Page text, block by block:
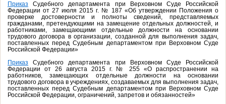
Приказ Судебного департамента при Верховном Суде Российской
Федерации от 27 июля 2015 г. № 187 «Об утверждении Положения о
проверке достоверности и полноты сведений, представляемых
гражданами, претендующими на замещение отдельных должностей, и
работниками, замещающими отдельные должности на основании
трудового договора в организации, созданной для выполнения задач,
поставленных перед Судебным департаментом при Верховном Суде
Российской Федерации»
Приказ Судебного департамента при Верховном Суде Российской
Федерации от 26 августа 2015 г. № 255 «О распространении на
работников, замещающих отдельные должности на основании
трудового договора в учреждениях, создаваемых для выполнения задач,
поставленных перед Судебным департаментом при Верховном Суде
Российской Федерации, ограничений, запретов и обязанностей»